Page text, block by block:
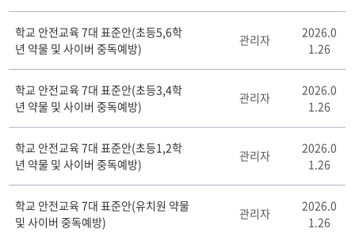
학교 안전교육 7대 표준안(초등5,6학
년 약물 및 사이버 중독예방)
관리자
2026.0
1.26
학교 안전교육 7대 표준안(초등3,4학
년 약물 및 사이버 중독예방)
관리자
2026.0
1.26
학교 안전교육 7대 표준안(초등1,2학
년 약물 및 사이버 중독예방)
관리자
2026.0
1.26
학교 안전교육 7대 표준안(유치원 약물
및 사이버 중독예방)
관리자
2026.0
1.26